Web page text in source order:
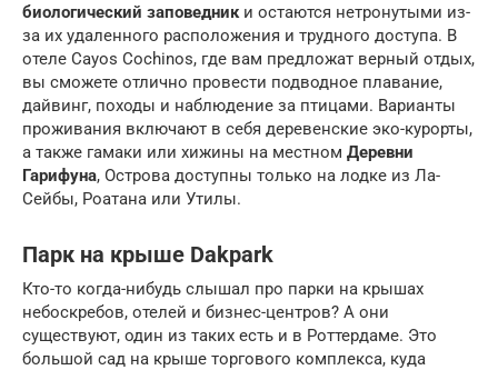
биологический заповедники остаются нетронутыми из-
за их удаленного расположения и трудного доступа. В
отеле Cayos Cochinos, где вам предложат верный отдых,
вы сможете отлично провести подводное плавание,
дайвинг, походы и наблюдение за птицами. Варианты
проживания включают в себя деревенские эко-курорты,
а также гамаки или хижины на местном Деревни
Гарифуна, Острова доступны только на лодке из Ла-
Сейбы, Роатана или Утилы.
Парк на крыше Dakpark
Кто-то когда-нибудь слышал про парки на крышах
небоскребов, отелей и бизнес-центров? А они
существуют, один из таких есть и в Роттердаме. Это
большой сад на крыше торгового комплекса, куда